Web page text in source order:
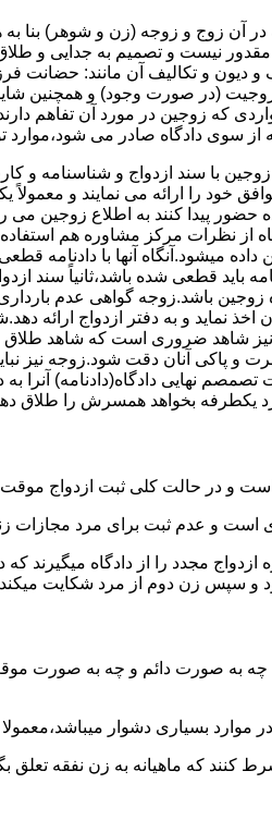
آن زوج و زوجه (زن و شوهر) بنا به
نیست و تصمیم به جدایی و طلاق
دیون و تکالیف آن مانند: حضانت
(در صورت وجود) و همچنین شاید
که زوجین در مورد آن تفاهم
سوی دادگاه صادر می
زوجین با سند ازدواج و شناسنامه و
خود را ارائه می نمایند و معمولاً
حضور پیدا کنند به اطلاع
از نظرات مرکز مشاوره هم
میشود.آنگاه آنها با دادنامه
باید قطعی شده باشد،ثانیاً سند
باشد.زوجه گواهی عدم
نماید و به دفتر ازدواج ارائه
نیز شاهد ضروری است که شاهد طلاق
آنان دقت شود.زوجه نیز
نهایی دادگاه(دادنامه) آنرا
یکطرفه بخواهد همسرش را طلاق
است و در حالت کلی ثبت ازدواج
است و عدم ثبت برای مرد
ازدواج مجدد را از دادگاه میگیرند
و سپس زن دوم از مرد شکایت میکند
به صورت دائم و چه به صورت موقت
موارد بسیاری دشوار
کنند که ماهیانه به زن نفقه